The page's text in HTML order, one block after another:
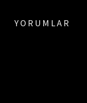
YORUMLAR